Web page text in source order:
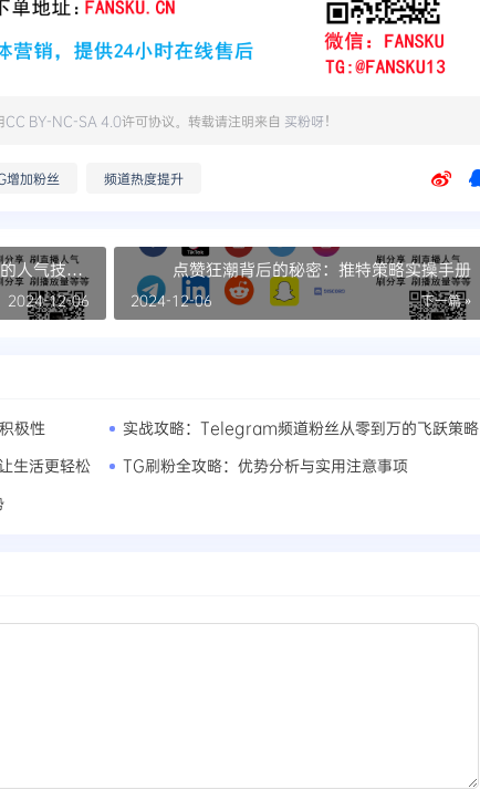
CC BY-NC-SA 4.0许可协议。转载请注明来自 买粉呀！
增加粉丝 频道热度提升
人气技巧
2024-12-06
点赞狂潮背后的秘密：推特策略实操手册
下一篇 »
2024-12-06
极性
实战攻略：Telegram频道粉丝从零到万的飞跃策略
生活更轻松
TG刷粉全攻略：优势分析与实用注意事项